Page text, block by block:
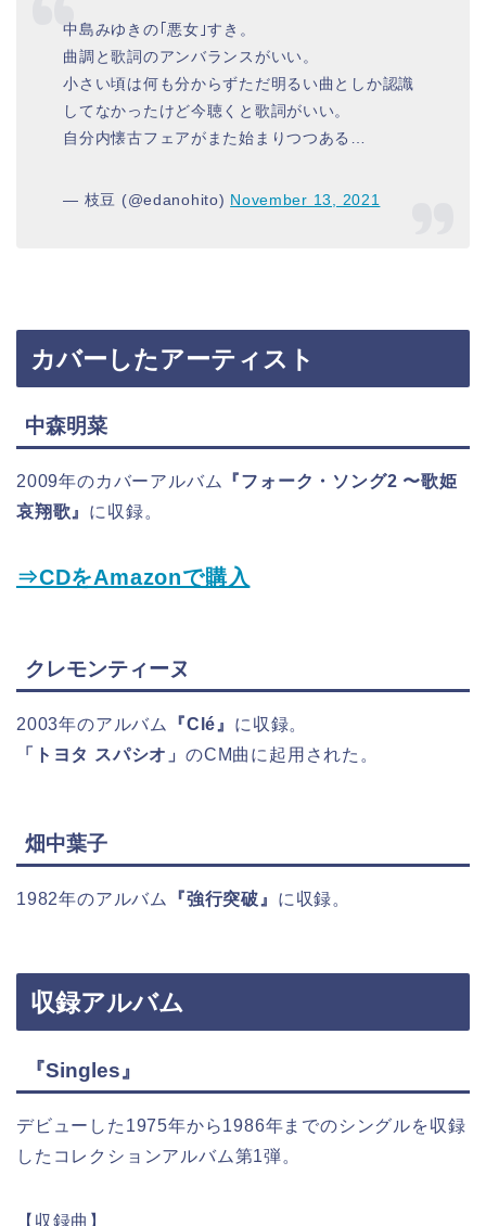
中島みゆきの｢悪女｣すき。
曲調と歌詞のアンバランスがいい。
小さい頃は何も分からずただ明るい曲としか認識
してなかったけど今聴くと歌詞がいい。
自分内懐古フェアがまた始まりつつある…
— 枝豆 (@edanohito) November 13, 2021
カバーしたアーティスト
中森明菜
2009年のカバーアルバム
『フォーク・ソング2 〜歌姫
哀翔歌』 に収録。
⇒CDをAmazonで購入
クレモンティーヌ
2003年のアルバム 『Clé』 に収録。
「トヨタ スパシオ」 のCM曲に起用された。
畑中葉子
1982年のアルバム 『強行突破』 に収録。
収録アルバム
『Singles』
デビューした1975年から1986年までのシングルを収録
したコレクションアルバム第1弾。
【収録曲】